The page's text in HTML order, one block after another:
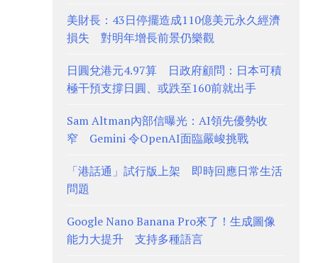
美財長：43日停擺造成110億美元永久經濟
損失 對明年增長前景仍樂觀
日圓兌港元4.97算 日政府顧問：日本可積
極干預支撐日圓、或跌至160前就出手
Sam Altman內部信曝光：AI領先優勢收
窄 Gemini 令OpenAI面臨嚴峻挑戰
「港話通」試行版上架 即時回應日常生活
問題
Google Nano Banana Pro來了！生成圖像
能力大提升 支持多種語言